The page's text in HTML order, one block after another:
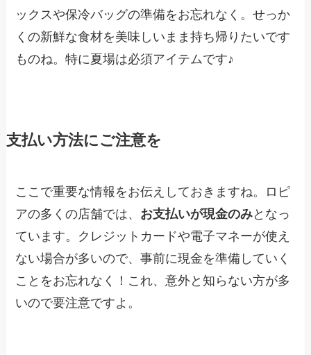
ックスや保冷バッグの準備をお忘れなく。せっか
くの新鮮な食材を美味しいまま持ち帰りたいです
ものね。特に夏場は必須アイテムです♪
支払い方法にご注意を
ここで重要な情報をお伝えしておきますね。ロピ
アの多くの店舗では、 お支払いが現金のみとなっ
ています。クレジットカードや電子マネーが使え
ない場合が多いので、事前に現金を準備していく
ことをお忘れなく！これ、意外と知らない方が多
いので要注意ですよ。